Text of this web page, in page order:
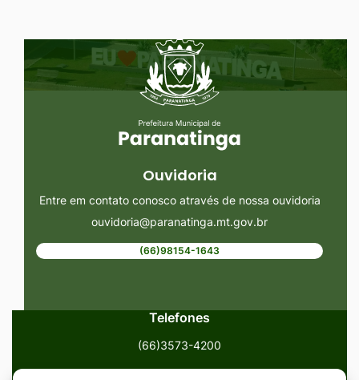
[alt+4]
Seção do Rodapé e Ouvidoria/
Ouvidoria
Entre em contato conosco através de nossa ouvidoria
ouvidoria@paranatinga.mt.gov.br
(66)98154-1643
Telefones
(66)3573-4200